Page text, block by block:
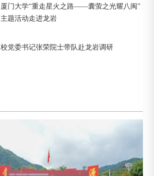
厦门大学“重走星火之路——囊萤之光耀八闽”
主题活动走进龙岩
校党委书记张荣院士带队赴龙岩调研